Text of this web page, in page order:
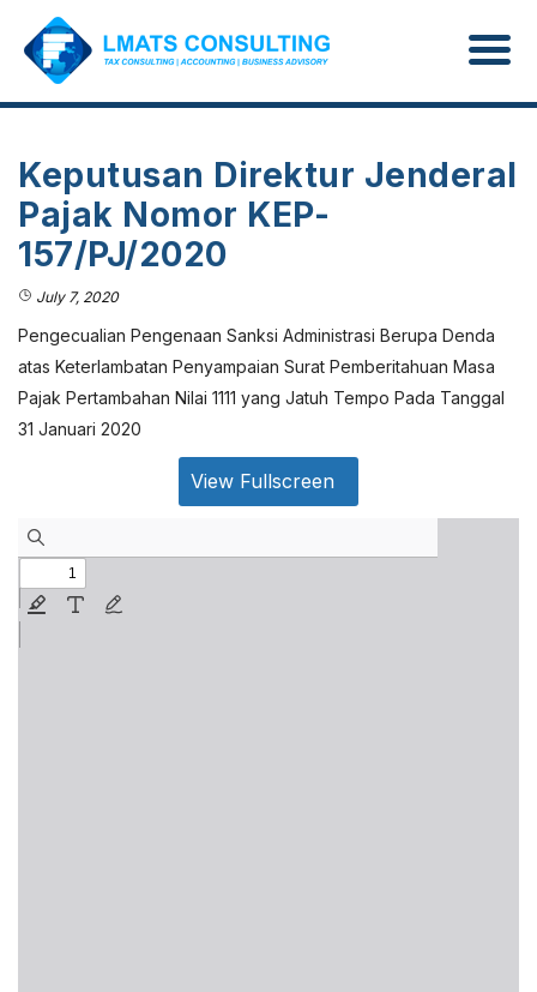
Keputusan Direktur Jenderal
Pajak Nomor KEP-
157/PJ/2020
July 7, 2020
Pengecualian Pengenaan Sanksi Administrasi Berupa Denda
atas Keterlambatan Penyampaian Surat Pemberitahuan Masa
Pajak Pertambahan Nilai 1111 yang Jatuh Tempo Pada Tanggal
31 Januari 2020
View Fullscreen